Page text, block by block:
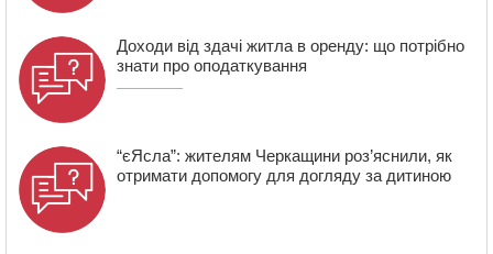
ОВА виділити кошти на дороговартісні ліки
Доходи від здачі житла в оренду: що потрібно
знати про оподаткування
“єЯсла”: жителям Черкащини роз’яснили, як
отримати допомогу для догляду за дитиною